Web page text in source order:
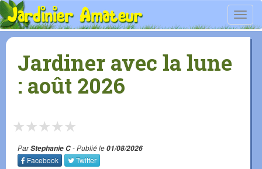
Jardiner avec la lune
: août 2026
★
★
★
★
★
ParStephanie C- Publié le01/08/2026
Facebook
Twitter